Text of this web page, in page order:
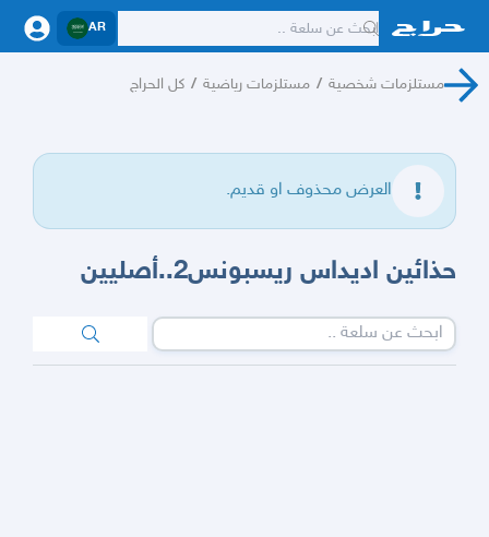
AR
مستلزمات شخصية / مستلزمات رياضية / كل الحراج
العرض محذوف او قديم.
حذائين اديداس ريسبونس2..أصليين